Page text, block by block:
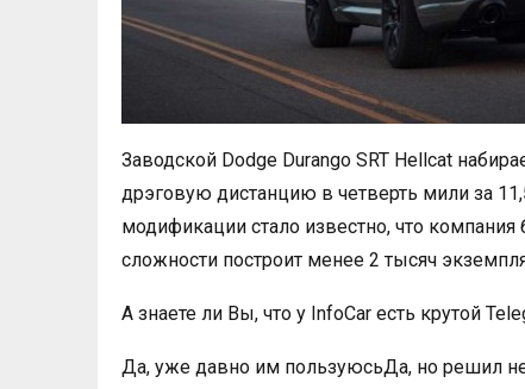
Заводской Dodge Durango SRT Hellcat
дрэговую дистанцию в четверть мили за
модификации стало известно, что
сложности построит менее 2 тысяч
А знаете ли Вы, что у InfoCar есть крутой
Да, уже давно им пользуюсьДа, но решил